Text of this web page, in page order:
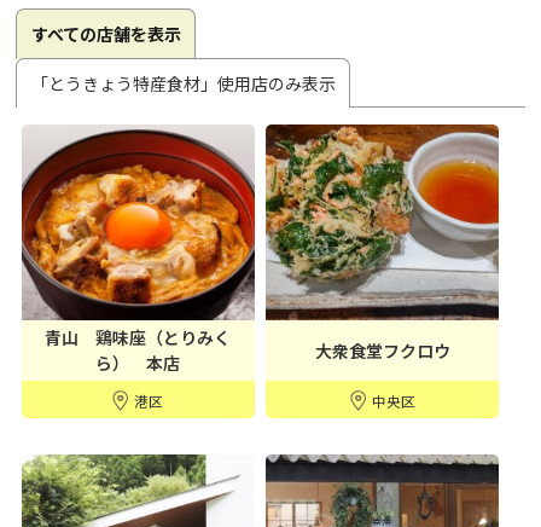
すべての店舗を表示
「とうきょう特産食材」使用店のみ表示
青山 鶏味座（とりみく
ら） 本店
港区
大衆食堂フクロウ
中央区